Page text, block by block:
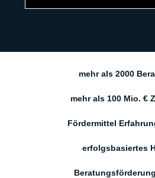
mehr als 2000
mehr als 100 Mio. €
Fördermittel
erfolgsbasiertes